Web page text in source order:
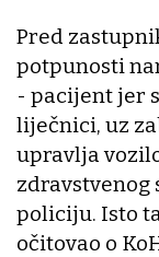
Pred
potpunosti
- pacijent jer
liječnici, uz
upravlja
zdravstvenog
policiju. Isto
očitovao o